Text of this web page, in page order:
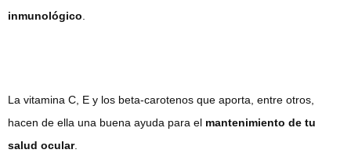
inmunológico
La vitamina C, E y los beta-carotenos que aporta, entre otros,
hacen de ella una buena ayuda para el mantenimiento de tu
salud ocular.